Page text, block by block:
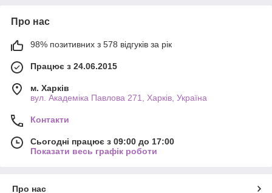
інтелектуальні композиції зі
складним звучанням. Парфуми
бренду обожнюють поціновувачі
глибоких екзотичних ароматів,
не схожих на будь-які інші.
можете придбати парфумерію
Mancera в ліцензованому
виконанні. Це високоякісна
репліка, яка представлена як у
повноформатних флаконах, так
і в мініатюрах. Найкращі
Про нас
98% позитивних з 578 відгуків за рік
Працює з 24.06.2015
м. Харків
вул. Академіка Павлова 271, Харків, Україна
Контакти
Сьогодні працює з 09:00 до 17:00
Показати весь графік роботи
Про нас